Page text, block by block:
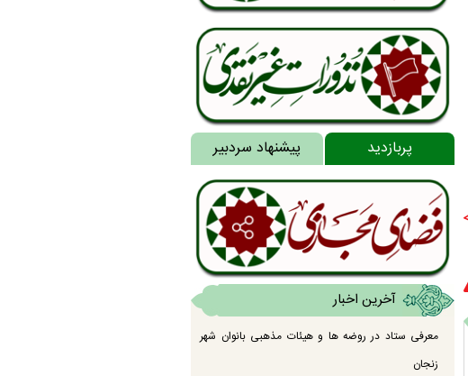
پربازدید پیشنهاد سردبیر
آخرین اخبار
معرفی ستاد در روضه ها و هیئات مذهبی بانوان شهر
زنجان